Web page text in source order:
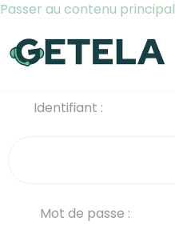
Passer au contenu principal
Identifiant :
Mot de passe :